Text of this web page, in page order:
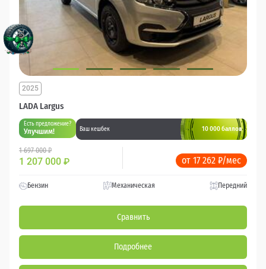
LADA Largus
2025
Есть предложение?
Улучшим! Ваш кешбек 10 000 баллов
1 697 000 ₽
1 207 000 ₽ от 17 262 ₽/мес
Бензин Механическая Передний
Сравнить
Подробнее